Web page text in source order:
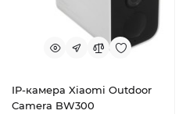
IP-камера Xiaomi Outdoor
Camera BW300